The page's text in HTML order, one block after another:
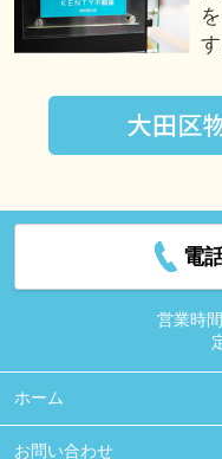
す
電
営業時間
ホーム
お問い合わせ